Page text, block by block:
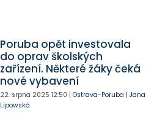
Poruba opět investovala
do oprav školských
zařízení. Některé žáky čeká
nové vybavení
22. srpna 2025 12:50 | Ostrava-Poruba | Jana
Lipowská